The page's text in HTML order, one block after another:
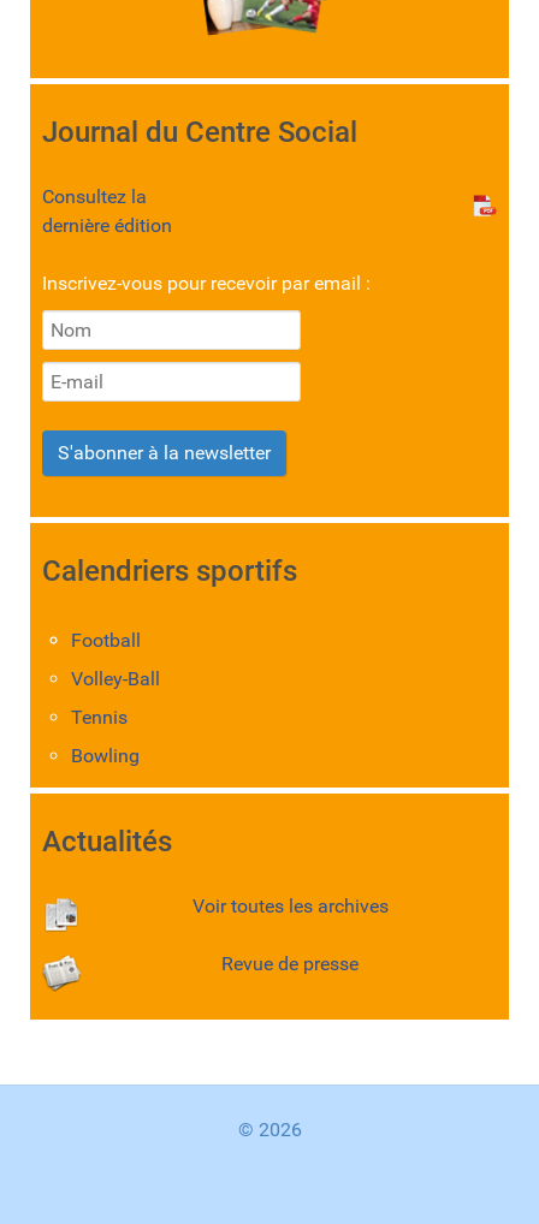
Journal du Centre Social
Consultez la
dernière édition
Inscrivez-vous pour recevoir par email :
S'abonner à la newsletter
Calendriers sportifs
Football
Volley-Ball
Tennis
Bowling
Actualités
Voir toutes les archives
Revue de presse
© 2026